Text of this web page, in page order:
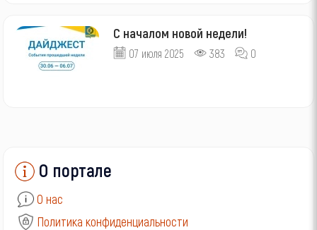
С началом новой недели!
07 июля 2025 383 0
О портале
О нас
Политика конфиденциальности